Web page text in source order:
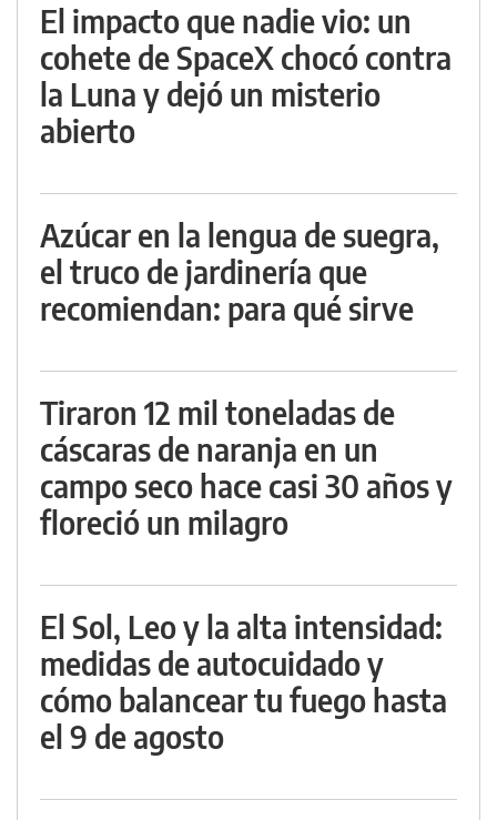
El impacto que nadie vio: un
cohete de SpaceX chocó contra
la Luna y dejó un misterio
abierto
Azúcar en la lengua de suegra,
el truco de jardinería que
recomiendan: para qué sirve
Tiraron 12 mil toneladas de
cáscaras de naranja en un
campo seco hace casi 30 años y
floreció un milagro
El Sol, Leo y la alta intensidad:
medidas de autocuidado y
cómo balancear tu fuego hasta
el 9 de agosto